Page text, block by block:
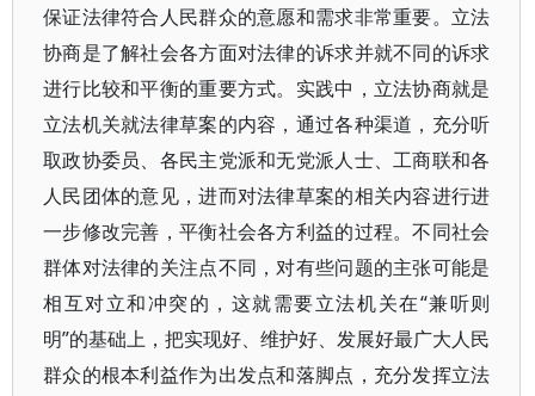
保证法律符合人民群众的意愿和需求非常重要。立法
协商是了解社会各方面对法律的诉求并就不同的诉求
进行比较和平衡的重要方式。实践中，立法协商就是
立法机关就法律草案的内容，通过各种渠道，充分听
取政协委员、各民主党派和无党派人士、工商联和各
人民团体的意见，进而对法律草案的相关内容进行进
一步修改完善，平衡社会各方利益的过程。不同社会
群体对法律的关注点不同，对有些问题的主张可能是
相互对立和冲突的，这就需要立法机关在“兼听则
明”的基础上，把实现好、维护好、发展好最广大人民
群众的根本利益作为出发点和落脚点，充分发挥立法